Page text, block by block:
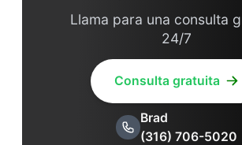
Llama para una consulta
24/7
Consulta gratuita
Brad
(316) 706-5020